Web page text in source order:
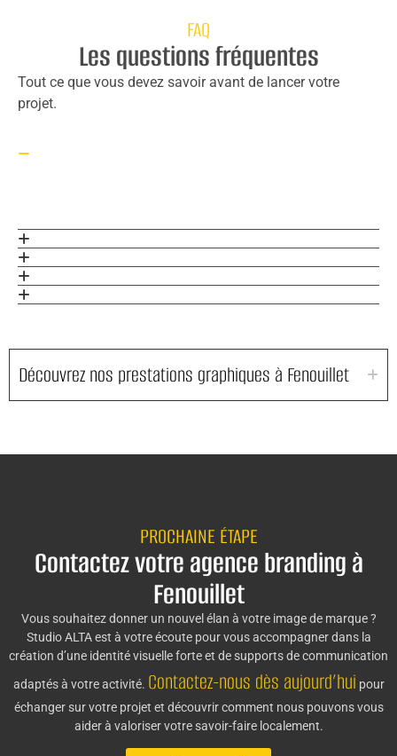
FAQ
Les questions fréquentes
Tout ce que vous devez savoir avant de lancer votre
projet.
Découvrez nos prestations graphiques à Fenouillet
PROCHAINE ÉTAPE
Contactez votre agence branding à
Fenouillet
Vous souhaitez donner un nouvel élan à votre image de marque ?
Studio ALTA est à votre écoute pour vous accompagner dans la
création d’une identité visuelle forte et de supports de communication
adaptés à votre activité. Contactez-nous dès aujourd’hui pour
échanger sur votre projet et découvrir comment nous pouvons vous
aider à valoriser votre savoir-faire localement.